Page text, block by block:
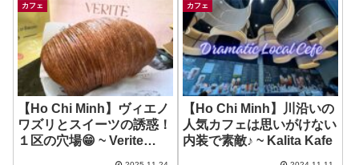
カフェ
【Ho Chi Minh】ヴィエノ
ワズリとスイーツの誘惑！
１区の穴場😁 ~ Verite
カフェ
【Ho Chi Minh】川沿いの
人気カフェは思いがけない
内装で素敵♪ ~ Kalita Kafe